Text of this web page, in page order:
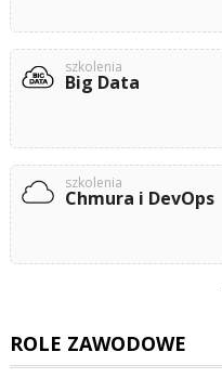
szkolenia
Big Data
szkolenia
Chmura i DevOps
ROLE ZAWODOWE